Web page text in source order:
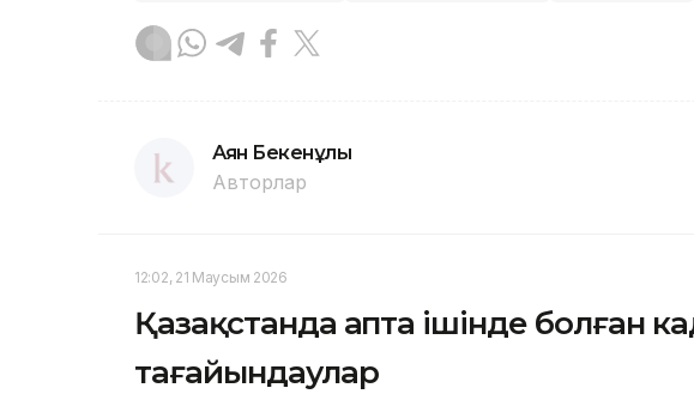
Аян Бекенұлы
Авторлар
12:02, 21 Маусым 2026
Қазақстанда апта ішінде болған
тағайындаулар